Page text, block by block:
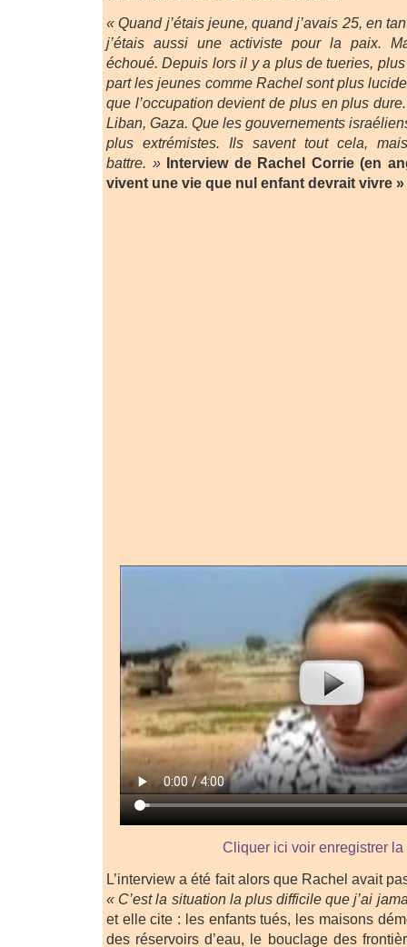
« Quand j’étais jeune, quand j’avais 25, en
j’étais aussi une activiste pour la paix.
échoué. Depuis lors il y a plus de tueries,
part les jeunes comme Rachel sont plus
que l’occupation devient de plus en plus
Liban, Gaza. Que les gouvernements
plus extrémistes. Ils savent tout cela,
battre. » Interview de Rachel Corrie (en
vivent une vie que nul enfant devrait vivre »
Cliquer ici voir enregistrer la
L’interview a été fait alors que Rachel avait
« C’est la situation la plus difficile que j’ai
et elle cite : les enfants tués, les maisons
des réservoirs d’eau, le bouclage des